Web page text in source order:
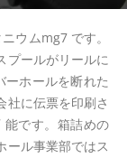
ウムmg7 です。
プールがリールに
ホールを断れた
社に伝票を印刷さ
です。箱詰めの
ール事業部ではス